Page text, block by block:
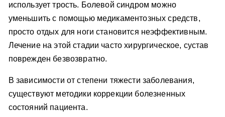
использует трость. Болевой синдром можно
уменьшить с помощью медикаментозных средств,
просто отдых для ноги становится неэффективным.
Лечение на этой стадии часто хирургическое, сустав
поврежден безвозвратно.
В зависимости от степени тяжести заболевания,
существуют методики коррекции болезненных
состояний пациента.